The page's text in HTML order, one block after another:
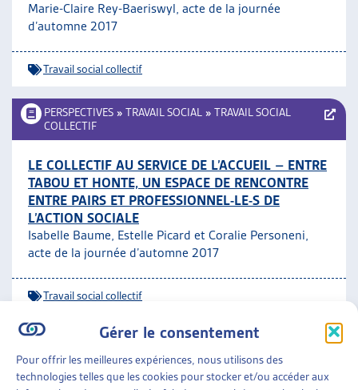
Gérer le consentement
Pour offrir les meilleures expériences, nous utilisons des
technologies telles que les cookies pour stocker et/ou accéder aux
Marie-Claire Rey-Baeriswyl, acte de la journée
d’automne 2017
Travail social collectif
PERSPECTIVES » TRAVAIL SOCIAL » TRAVAIL SOCIAL
COLLECTIF
LE COLLECTIF AU SERVICE DE L’ACCUEIL – ENTRE
TABOU ET HONTE, UN ESPACE DE RENCONTRE
ENTRE PAIRS ET PROFESSIONNEL-LE-S DE
L’ACTION SOCIALE
Isabelle Baume, Estelle Picard et Coralie Personeni,
acte de la journée d’automne 2017
Travail social collectif
PERSPECTIVES»TRAVAIL SOCIAL»TRAVAIL SOCIAL